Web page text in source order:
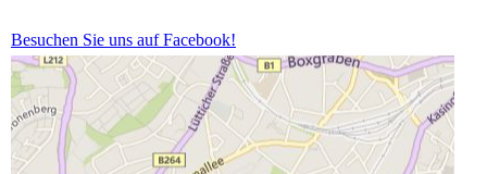
Besuchen Sie uns auf Facebook!